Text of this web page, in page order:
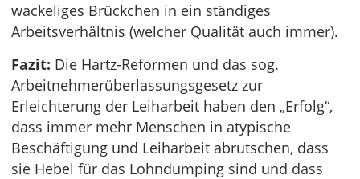
wackeliges Brückchen in ein ständiges
Arbeitsverhältnis (welcher Qualität auch immer).
Fazit: Die Hartz-Reformen und das sog.
Arbeitnehmerüberlassungsgesetz zur
Erleichterung der Leiharbeit haben den „Erfolg“,
dass immer mehr Menschen in atypische
Beschäftigung und Leiharbeit abrutschen, dass
sie Hebel für das Lohndumping sind und dass